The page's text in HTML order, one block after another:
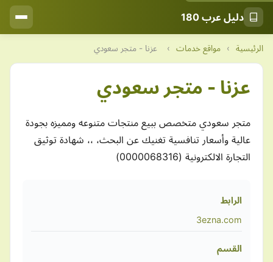
دليل عرب 180
الرئيسية › مواقع خدمات › عزنا - متجر سعودي
عزنا - متجر سعودي
متجر سعودي متخصص ببيع منتجات متنوعه ومميزه بجودة
عالية وأسعار تنافسية تغنيك عن البحث، ،، شهادة توثيق
التجارة الالكترونية (0000068316)
الرابط
3ezna.com
القسم